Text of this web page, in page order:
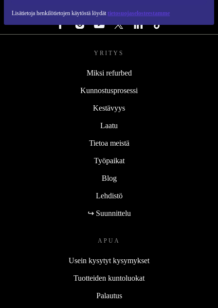
Lisätietoja henkilötietojen käytöstä löydät tietosuojaselosteestamme
YRITYS
Miksi refurbed
Kunnostusprosessi
Kestävyys
Laatu
Tietoa meistä
Työpaikat
Blog
Lehdistö
↪ Suunnittelu
APUA
Usein kysytyt kysymykset
Tuotteiden kuntoluokat
Palautus